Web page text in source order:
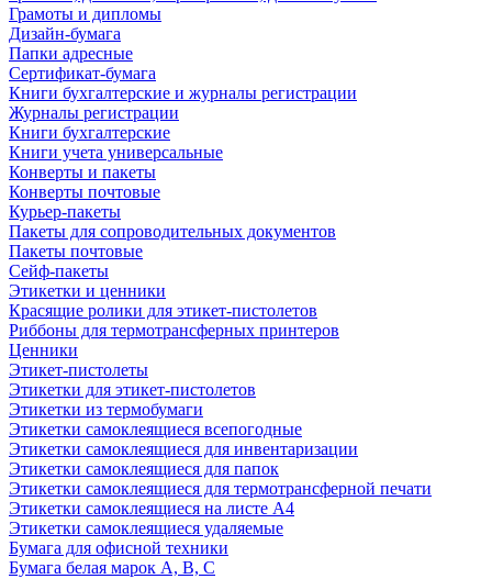
Грамоты и дипломы
Дизайн-бумага
Папки адресные
Сертификат-бумага
Книги бухгалтерские и журналы регистрации
Журналы регистрации
Книги бухгалтерские
Книги учета универсальные
Конверты и пакеты
Конверты почтовые
Курьер-пакеты
Пакеты для сопроводительных документов
Пакеты почтовые
Сейф-пакеты
Этикетки и ценники
Красящие ролики для этикет-пистолетов
Риббоны для термотрансферных принтеров
Ценники
Этикет-пистолеты
Этикетки для этикет-пистолетов
Этикетки из термобумаги
Этикетки самоклеящиеся всепогодные
Этикетки самоклеящиеся для инвентаризации
Этикетки самоклеящиеся для папок
Этикетки самоклеящиеся для термотрансферной печати
Этикетки самоклеящиеся на листе А4
Этикетки самоклеящиеся удаляемые
Бумага для офисной техники
Бумага белая марок А, В, С